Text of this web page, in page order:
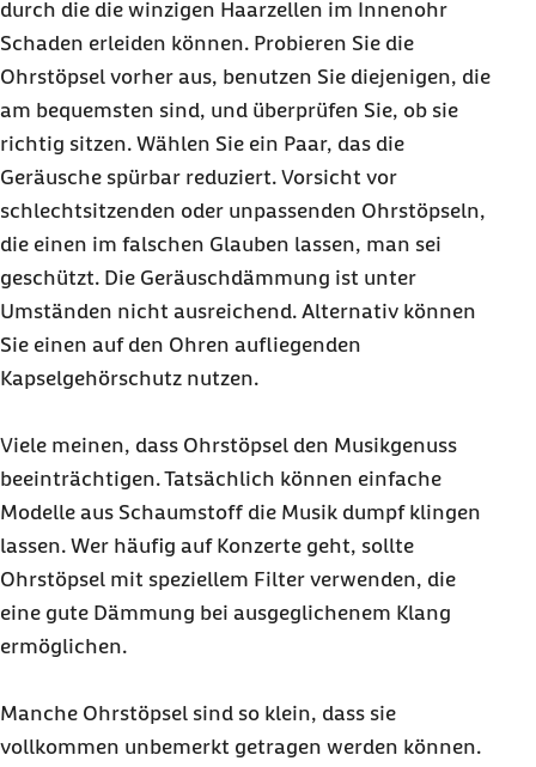
durch die die winzigen Haarzellen im Innenohr
Schaden erleiden können. Probieren Sie die
Ohrstöpsel vorher aus, benutzen Sie diejenigen, die
am bequemsten sind, und überprüfen Sie, ob sie
richtig sitzen. Wählen Sie ein Paar, das die
Geräusche spürbar reduziert. Vorsicht vor
schlechtsitzenden oder unpassenden Ohrstöpseln,
die einen im falschen Glauben lassen, man sei
geschützt. Die Geräuschdämmung ist unter
Umständen nicht ausreichend. Alternativ können
Sie einen auf den Ohren aufliegenden
Kapselgehörschutz nutzen.
Viele meinen, dass Ohrstöpsel den Musikgenuss
beeinträchtigen. Tatsächlich können einfache
Modelle aus Schaumstoff die Musik dumpf klingen
lassen. Wer häufig auf Konzerte geht, sollte
Ohrstöpsel mit speziellem Filter verwenden, die
eine gute Dämmung bei ausgeglichenem Klang
ermöglichen.
Manche Ohrstöpsel sind so klein, dass sie
vollkommen unbemerkt getragen werden können.